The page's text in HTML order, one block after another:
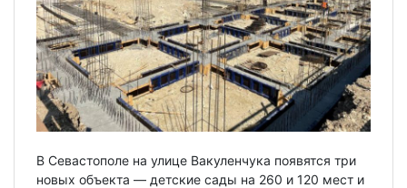
В Севастополе на улице Вакуленчука появятся три
новых объекта — детские сады на 260 и 120 мест и